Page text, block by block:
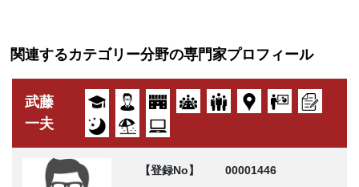
関連するカテゴリー分野の専門家プロフィール
武藤
一夫
【登録No】
00001446